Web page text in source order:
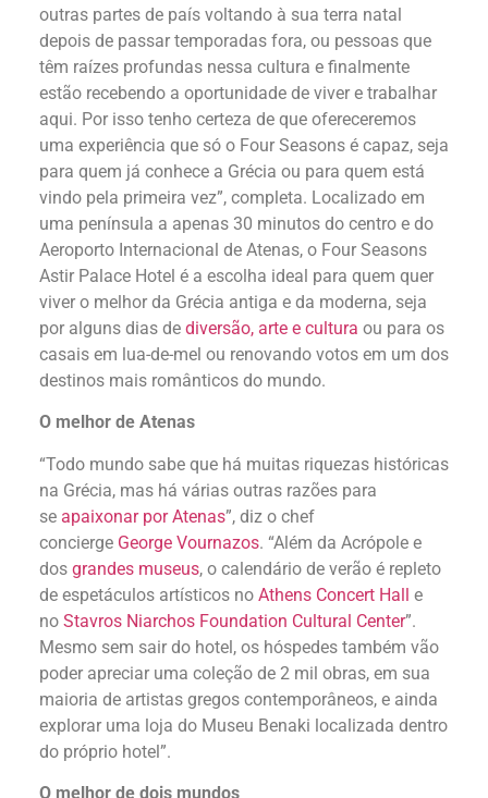
outras partes de país voltando à sua terra natal
depois de passar temporadas fora, ou pessoas que
têm raízes profundas nessa cultura e finalmente
estão recebendo a oportunidade de viver e trabalhar
aqui. Por isso tenho certeza de que ofereceremos
uma experiência que só o Four Seasons é capaz, seja
para quem já conhece a Grécia ou para quem está
vindo pela primeira vez”, completa. Localizado em
uma península a apenas 30 minutos do centro e do
Aeroporto Internacional de Atenas, o Four Seasons
Astir Palace Hotel é a escolha ideal para quem quer
viver o melhor da Grécia antiga e da moderna, seja
por alguns dias de diversão, arte e cultura ou para os
casais em lua-de-mel ou renovando votos em um dos
destinos mais românticos do mundo.
O melhor de Atenas
“Todo mundo sabe que há muitas riquezas históricas
na Grécia, mas há várias outras razões para
se apaixonar por Atenas”, diz o chef
concierge George Vournazos. “Além da Acrópole e
dos grandes museus, o calendário de verão é repleto
de espetáculos artísticos no Athens Concert Hall e
no Stavros Niarchos Foundation Cultural Center”.
Mesmo sem sair do hotel, os hóspedes também vão
poder apreciar uma coleção de 2 mil obras, em sua
maioria de artistas gregos contemporâneos, e ainda
explorar uma loja do Museu Benaki localizada dentro
do próprio hotel”.
O melhor de dois mundos